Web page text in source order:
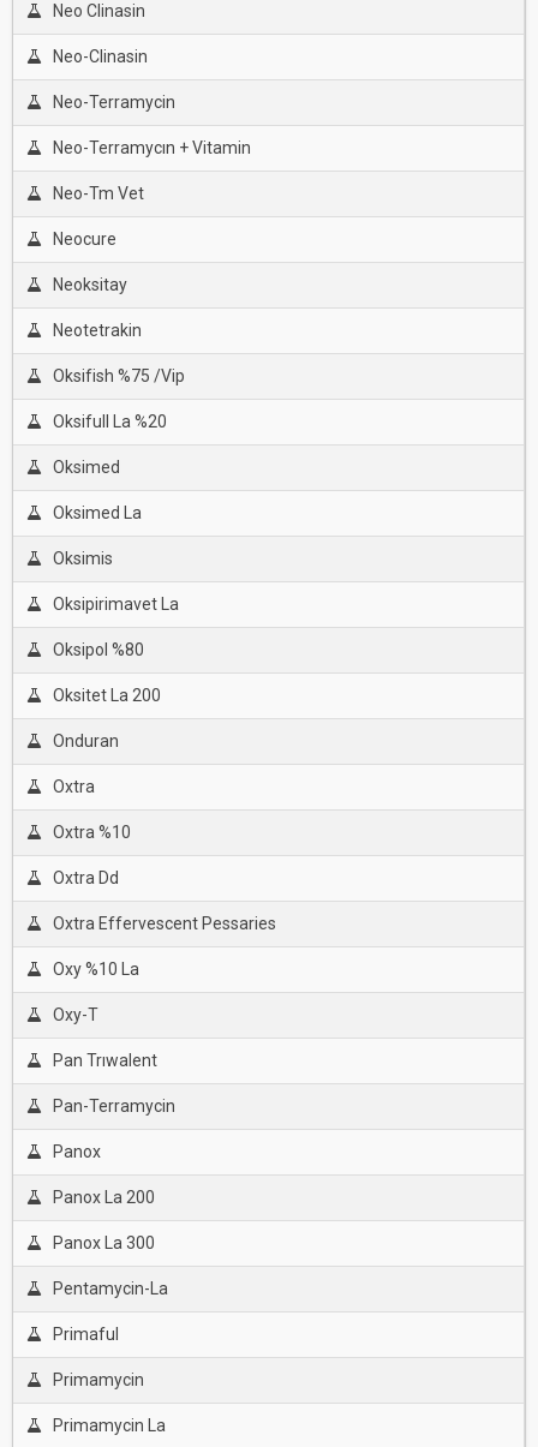
Neo Clinasin
Neo-Clinasin
Neo-Terramycin
Neo-Terramycın + Vitamin
Neo-Tm Vet
Neocure
Neoksitay
Neotetrakin
Oksifish %75 /Vip
Oksifull La %20
Oksimed
Oksimed La
Oksimis
Oksipirimavet La
Oksipol %80
Oksitet La 200
Onduran
Oxtra
Oxtra %10
Oxtra Dd
Oxtra Effervescent Pessaries
Oxy %10 La
Oxy-T
Pan Trıwalent
Pan-Terramycin
Panox
Panox La 200
Panox La 300
Pentamycin-La
Primaful
Primamycin
Primamycin La